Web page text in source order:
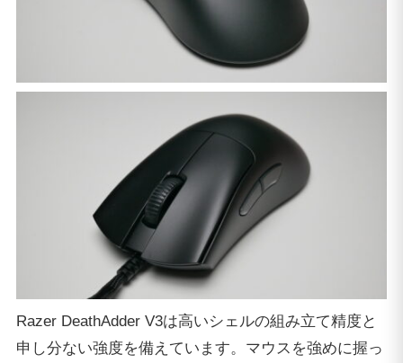
Razer DeathAdder V3は高いシェルの組み立て精度と
申し分ない強度を備えています。マウスを強めに握っ